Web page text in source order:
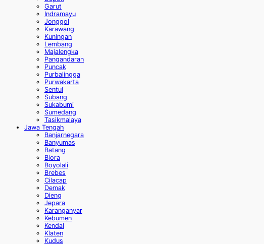
Garut
Indramayu
Jonggol
Karawang
Kuningan
Lembang
Majalengka
Pangandaran
Puncak
Purbalingga
Purwakarta
Sentul
Subang
Sukabumi
Sumedang
Tasikmalaya
Jawa Tengah
Banjarnegara
Banyumas
Batang
Blora
Boyolali
Brebes
Cilacap
Demak
Dieng
Jepara
Karanganyar
Kebumen
Kendal
Klaten
Kudus